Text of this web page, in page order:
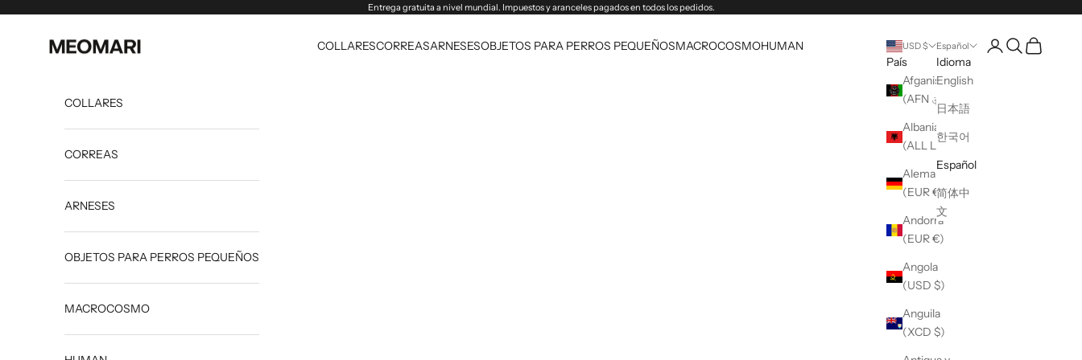
Entrega gratuita a nivel mundial. Impuestos y aranceles pagados en todos los pedidos.
Meomari COLLARESCORREASARNESESOBJETOS PARA PERROS PEQUEÑOSMACROCOSMOHUMAN USD $
País
Afganistán
Albania
(ALL L)
Alemania
(EUR €)
Andorra
(EUR €)
Angola
(USD $)
Anguila
(XCD $)
Español
Idioma
English
日本語
한국어
Español
简体中
文
Abrir página de
abrir búsqueda
Carrito
COLLARES
CORREAS
ARNESES
OBJETOS PARA PERROS PEQUEÑOS
MACROCOSMO